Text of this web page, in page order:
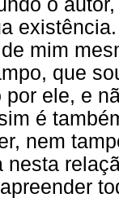
o
mim
que
ele, e
é
nem
nesta